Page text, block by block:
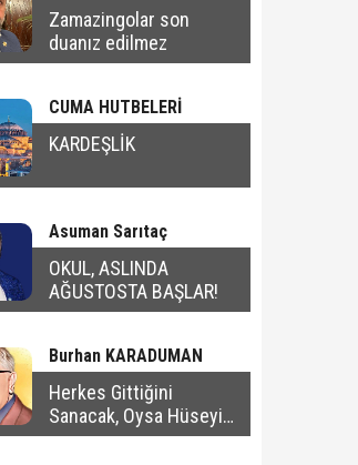
Zamazingolar son
duanız edilmez
CUMA HUTBELERİ
KARDEŞLİK
Asuman Sarıtaç
OKUL, ASLINDA
AĞUSTOSTA BAŞLAR!
Burhan KARADUMAN
Herkes Gittiğini
Sanacak, Oysa Hüseyin
Bu Şehirde Kalacak